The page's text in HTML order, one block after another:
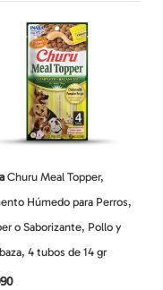
Churu Meal Topper,
Húmedo para Perros,
o Saborizante, Pollo y
4 tubos de 14 gr